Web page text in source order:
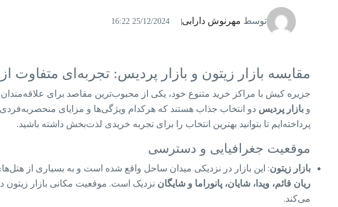
توسط مهرنوش دارابی 25/12/2024 16:22
مقایسه بازار زیتون و بازار پردیس: تجربه‌ای متفاوت
جزیره کیش با مراکز خرید متنوع خود، یکی از محبوب‌ترین مقاصد برای
و بازار پردیس دو انتخاب جذاب هستند که هرکدام ویژگی‌ها و مزایای منحصربه‌فردی
پرداخته‌ایم تا بتوانید بهترین انتخاب را برای تجربه خریدی لذت‌بخش داشته باشید.
موقعیت جغرافیایی و دسترسی
بازار زیتون: این بازار در نزدیکی میدان ساحل واقع شده است و به بسیاری از
ریان قائم، ویدا، شایان، پانوراما و شایگان نزدیک است. موقعیت مکانی بازار
می‌کند.